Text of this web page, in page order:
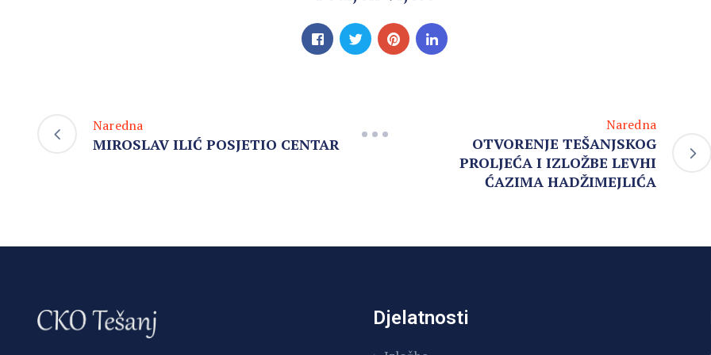
Naredna
MIROSLAV ILIĆ POSJETIO CENTAR
Naredna
OTVORENJE TEŠANJSKOG
PROLJEĆA I IZLOŽBE LEVHI
ĆAZIMA HADŽIMEJLIĆA
Djelatnosti